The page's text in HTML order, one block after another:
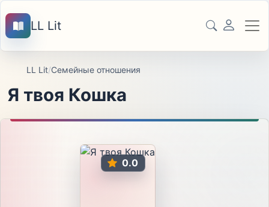
LL Lit
LL Lit/Семейные отношения
Я твоя Кошка
0.0